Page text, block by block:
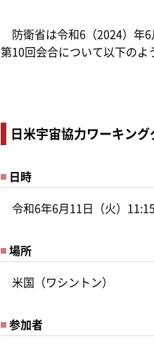
防衛省は令和6（2024）年6
第10回会合について以下のよ
日米宇宙協力ワーキン
日時
令和6年6月11日（火）
場所
米国（ワシントン）
参加者